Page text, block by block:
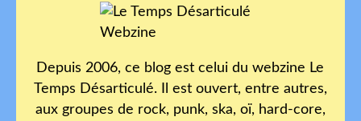
Depuis 2006, ce blog est celui du webzine Le
Temps Désarticulé. Il est ouvert, entre autres,
aux groupes de rock, punk, ska, oï, hard-core,